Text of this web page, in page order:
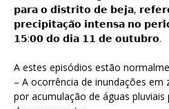
𝗽𝗮𝗿𝗮 𝗼 𝗱𝗶𝘀𝘁𝗿𝗶𝘁𝗼 𝗱𝗲 𝗯𝗲𝗷𝗮,
𝗽𝗿𝗲𝗰𝗶𝗽𝗶𝘁𝗮𝗰̧𝗮̃𝗼 𝗶𝗻𝘁𝗲𝗻𝘀𝗮 𝗻𝗼
𝟭𝟱:𝟬𝟬 𝗱𝗼 𝗱𝗶𝗮 𝟭𝟭 𝗱𝗲 𝗼𝘂𝘁𝘂𝗯𝗿𝗼.
A estes episódios estão
– A ocorrência de inundações em
por acumulação de águas